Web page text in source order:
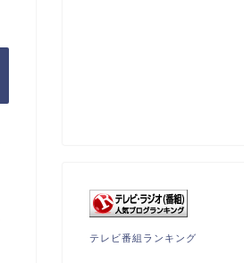
テレビ番組ランキング